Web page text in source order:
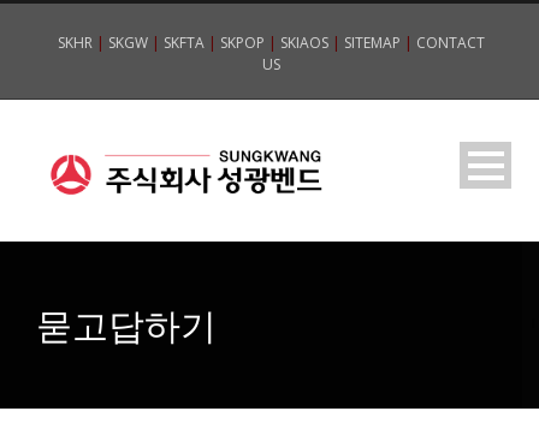
SKHR| SKGW| SKFTA| SKPOP | SKIAOS| SITEMAP | CONTACT
US
묻고답하기